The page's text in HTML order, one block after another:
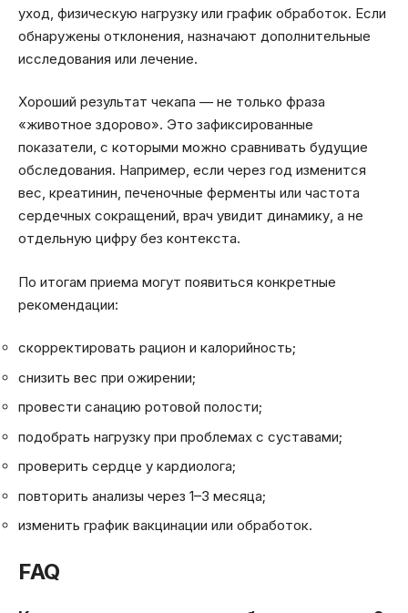
уход, физическую нагрузку или график обработок. Если
обнаружены отклонения, назначают дополнительные
исследования или лечение.
Хороший результат чекапа — не только фраза
«животное здорово». Это зафиксированные
показатели, с которыми можно сравнивать будущие
обследования. Например, если через год изменится
вес, креатинин, печеночные ферменты или частота
сердечных сокращений, врач увидит динамику, а не
отдельную цифру без контекста.
По итогам приема могут появиться конкретные
рекомендации:
скорректировать рацион и калорийность;
снизить вес при ожирении;
провести санацию ротовой полости;
подобрать нагрузку при проблемах с суставами;
проверить сердце у кардиолога;
повторить анализы через 1–3 месяца;
изменить график вакцинации или обработок.
FAQ